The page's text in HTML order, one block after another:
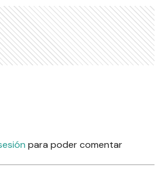
para poder comentar